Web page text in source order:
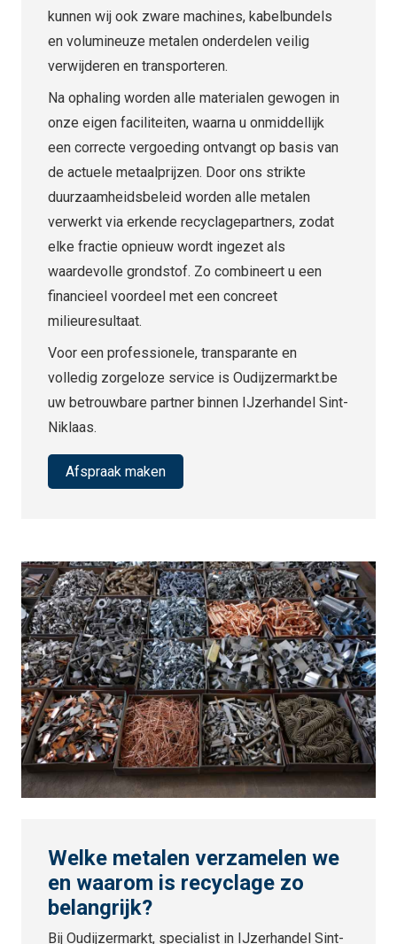
kunnen wij ook zware machines, kabelbundels
en volumineuze metalen onderdelen veilig
verwijderen en transporteren.
Na ophaling worden alle materialen gewogen in
onze eigen faciliteiten, waarna u onmiddellijk
een correcte vergoeding ontvangt op basis van
de actuele metaalprijzen. Door ons strikte
duurzaamheidsbeleid worden alle metalen
verwerkt via erkende recyclagepartners, zodat
elke fractie opnieuw wordt ingezet als
waardevolle grondstof. Zo combineert u een
financieel voordeel met een concreet
milieuresultaat.
Voor een professionele, transparante en
volledig zorgeloze service is Oudijzermarkt.be
uw betrouwbare partner binnen IJzerhandel Sint-
Niklaas.
Afspraak maken
Welke metalen verzamelen we
en waarom is recyclage zo
belangrijk?
Bij Oudijzermarkt, specialist in IJzerhandel Sint-